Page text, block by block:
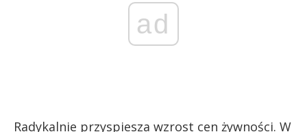
ad
Radykalnie przyspiesza wzrost cen żywności. W